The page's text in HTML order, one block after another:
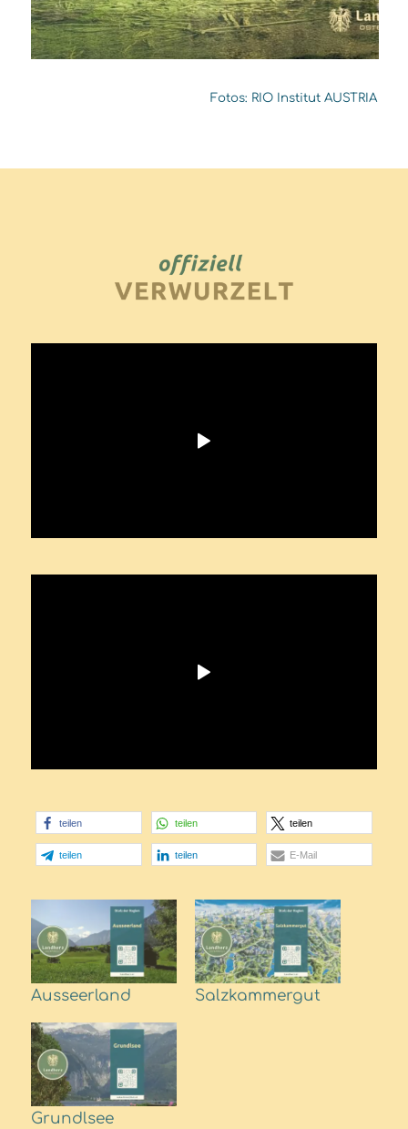
Fotos: RIO Institut AUSTRIA
teilen teilen teilen
teilen teilen E-Mail
Ausseerland Salzkammergut
Grundlsee